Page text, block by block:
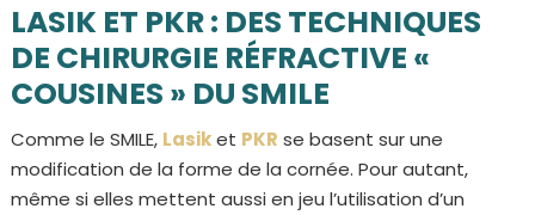
LASIK ET PKR : DES TECHNIQUES
DE CHIRURGIE RÉFRACTIVE «
COUSINES » DU SMILE
Comme le SMILE, Lasiket PKR se basent sur une
modification de la forme de la cornée. Pour autant,
même si elles mettent aussi en jeu l’utilisation d’un